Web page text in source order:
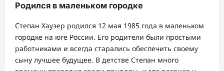
Родился в маленьком городке
Степан Хаузер родился 12 мая 1985 года в маленьком
городке на юге России. Его родители были простыми
работниками и всегда старались обеспечить своему
сыну лучшее будущее. В детстве Степан много